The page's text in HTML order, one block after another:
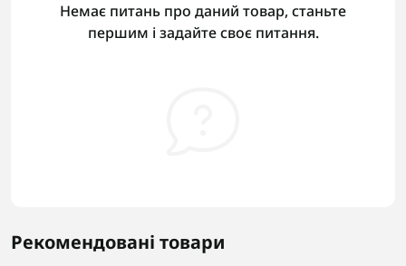
Немає питань про даний товар, станьте
першим і задайте своє питання.
Рекомендовані товари